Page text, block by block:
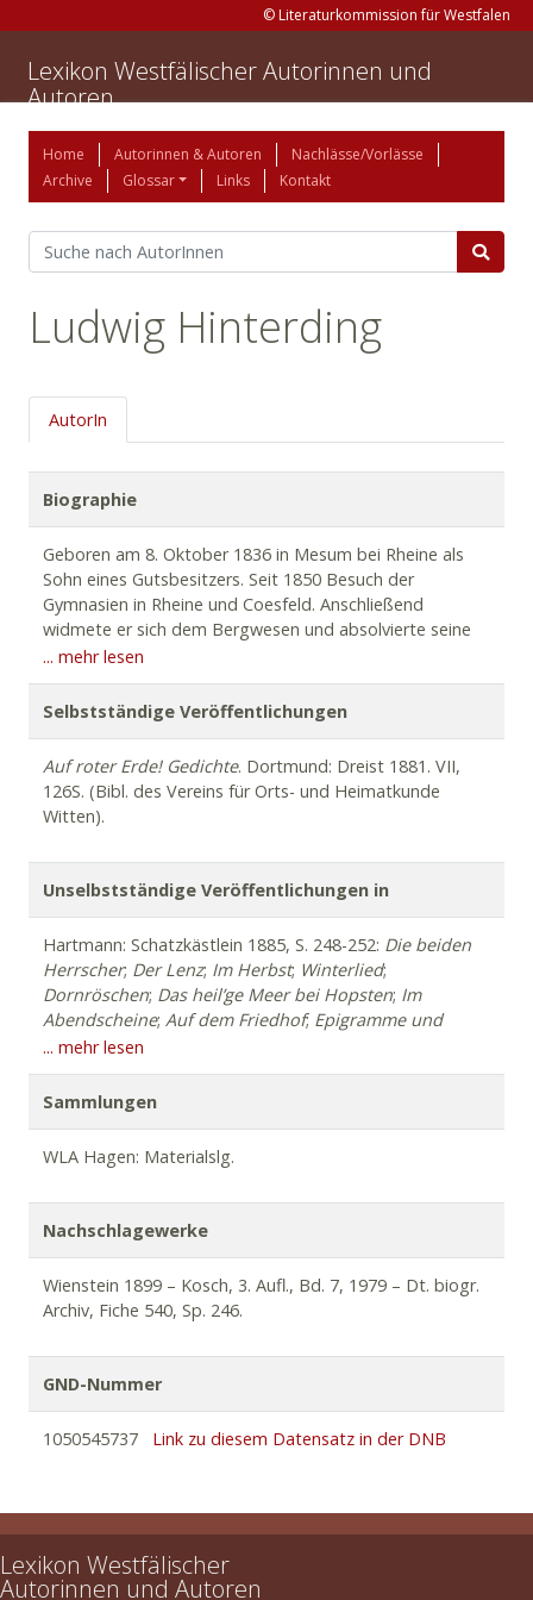
© Literaturkommission für Westfalen
Lexikon Westfälischer Autorinnen und
Autoren
Home Autorinnen & Autoren
Nachlässe/Vorlässe
Archive
Glossar Links Kontakt
Ludwig Hinterding
AutorIn
Biographie
Geboren am 8. Oktober 1836 in Mesum bei Rheine als
Sohn eines Gutsbesitzers. Seit 1850 Besuch der
Gymnasien in Rheine und Coesfeld. Anschließend
widmete er sich dem Bergwesen und absolvierte seine
Ausbildung in Ibbenbüren und Bergwerken in Belgien
und Südfrankreich. Danach besuchte er die Bergschule in
Düren. 1866 trat er in den Staatsdienst ein. Er wurde in
den Salinen Neusalzwerk und Königsborn tätig. 1868
wurde er als Sekretär an das königliche Oberbergamt in
Dortmund berufen. Sein Todesdatum wurde nicht
ermittelt.
... mehr lesen
Selbstständige Veröffentlichungen
Auf roter Erde! Gedichte. Dortmund: Dreist 1881. VII,
126S. (Bibl. des Vereins für Orts- und Heimatkunde
Witten).
Unselbstständige Veröffentlichungen in
Hartmann: Schatzkästlein 1885, S. 248-252: Die beiden
Herrscher; Der Lenz; Im Herbst; Winterlied;
Dornröschen; Das heil’ge Meer bei Hopsten; Im
Abendscheine; Auf dem Friedhof; Epigramme und
Sprüche– Baehr: Rhein.-Westf. Dichterbuch 1888, S.
405f.:Zwischen den Gräbern;Erholung– Uhlmann-
Bixterheide/Hülter: Westf. Dichtung 1895, S. 128f.:
Auf
... mehr lesen
Sammlungen
WLA Hagen: Materialslg.
Nachschlagewerke
Wienstein 1899 – Kosch, 3. Aufl., Bd. 7, 1979 – Dt. biogr.
Archiv, Fiche 540, Sp. 246.
GND-Nummer
1050545737 Link zu diesem Datensatz in der DNB
Lexikon Westfälischer
Autorinnen und Autoren